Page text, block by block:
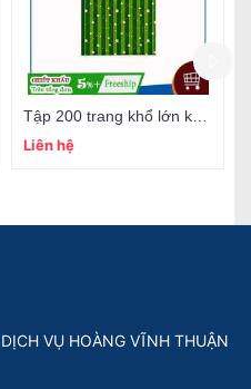
Liên hệ
VỤ HOÀNG VĨNH THUẬN